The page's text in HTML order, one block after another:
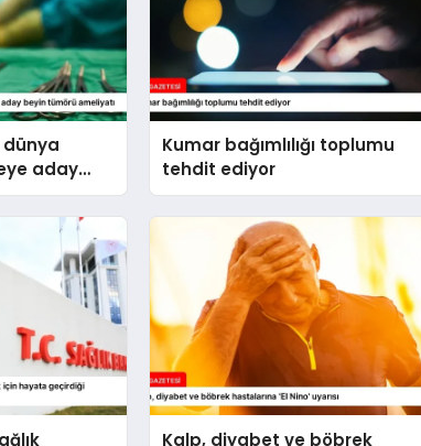
aday
Kumar bağımlılığı toplumu
tehdit ediyor
Kalp, diyabet ve böbrek